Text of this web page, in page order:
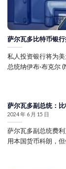
萨尔瓦多比特币银
私人投资银行将为
总统纳伊布·布克尔
萨尔瓦多副总统：
2024 年 6 月 15 日
萨尔瓦多副总统费
用本国货币科朗，